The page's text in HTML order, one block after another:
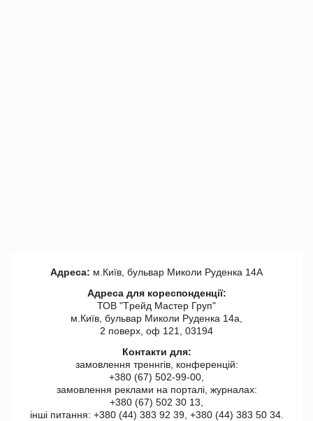
Адреса: м.Київ, бульвар Миколи Руденка 14А
Адреса для кореспонденції:
ТОВ "Tрейд Мастер Груп"
м.Київ, бульвар Миколи Руденка 14а,
2 поверх, оф 121, 03194
Контакти для:
замовлення треннгів, конференцій:
+380 (67) 502-99-00,
замовлення реклами на порталі, журналах:
+380 (67) 502 30 13,
інші питання: +380 (44) 383 92 39, +380 (44) 383 50 34.